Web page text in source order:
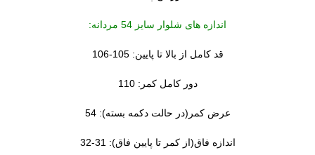
اندازه های شلوار سایز 54 مردانه:
قد کامل از بالا تا پایین: 105-106
دور کامل کمر: 110
عرض کمر(در حالت دکمه بسته): 54
اندازه فاق(از کمر تا پایین فاق): 31-32